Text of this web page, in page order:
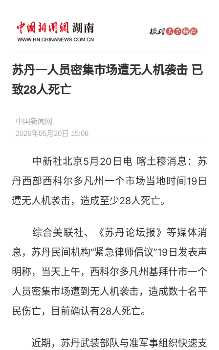
苏丹一人员密集市场遭无人机袭击 已
致28人死亡
中国新闻网
2026年05月20日 15:06
中新社北京5月20日电 喀土穆消息：苏
丹西部西科尔多凡州一个市场当地时间19日
遭无人机袭击，造成至少28人死亡。
综合美联社、《苏丹论坛报》等媒体消
息，苏丹民间机构“紧急律师倡议”19日发表声
明称，当天上午，西科尔多凡州基拜什市一个
人员密集市场遭到无人机袭击，造成数十名平
民伤亡，目前确认有28人死亡。
近期，苏丹武装部队与准军事组织快速支